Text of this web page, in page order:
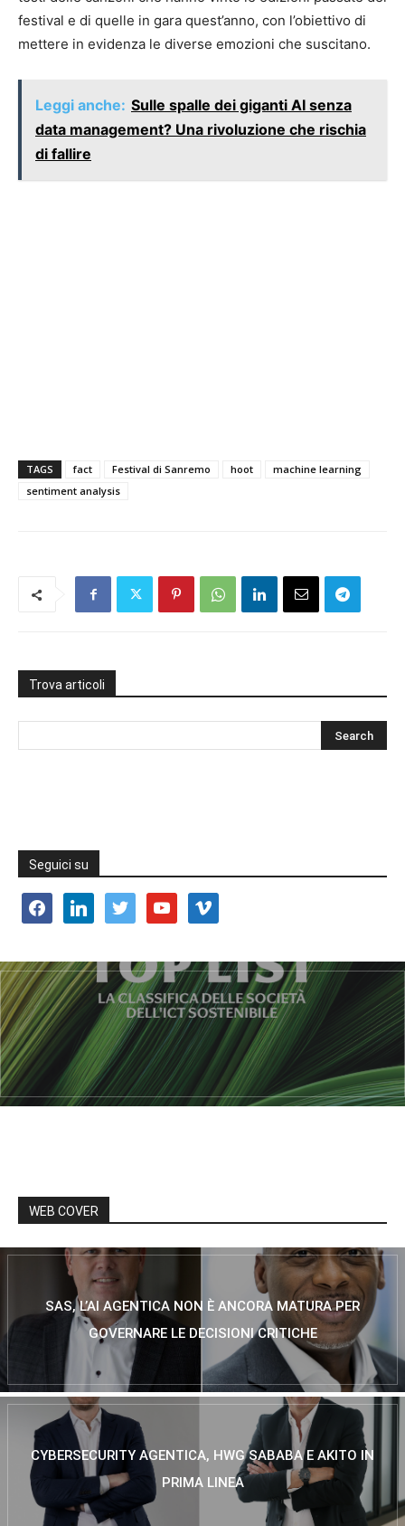
festival e di quelle in gara quest’anno, con l’obiettivo di
mettere in evidenza le diverse emozioni che suscitano.
Leggi anche: Sulle spalle dei giganti AI senza
data management? Una rivoluzione che rischia
di fallire
TAGS fact Festival di Sanremo hoot
machine learning
sentiment analysis
Trova articoli
Seguici su
facebooklinkedin twitter youtube vimeo
WEB COVER
SAS, L’AI AGENTICA NON È ANCORA MATURA PER
GOVERNARE LE DECISIONI CRITICHE
CYBERSECURITY AGENTICA, HWG SABABA E AKITO IN
PRIMA LINEA